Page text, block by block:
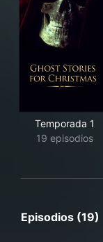
Temporada 1
19 episodios
Episodios (19)